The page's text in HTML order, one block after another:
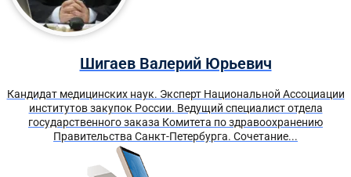
Шигаев Валерий Юрьевич
Кандидат медицинских наук. Эксперт Национальной Ассоциации
институтов закупок России. Ведущий специалист отдела
государственного заказа Комитета по здравоохранению
Правительства Санкт-Петербурга. Сочетание...